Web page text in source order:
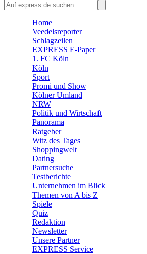
🛒 Shoppingwelt
Home
Veedelsreporter
Schlagzeilen
EXPRESS E-Paper
1. FC Köln
Köln
Sport
Promi und Show
Kölner Umland
NRW
Politik und Wirtschaft
Panorama
Ratgeber
Witz des Tages
Shoppingwelt
Dating
Partnersuche
Testberichte
Unternehmen im Blick
Themen von A bis Z
Spiele
Quiz
Redaktion
Newsletter
Unsere Partner
EXPRESS Service